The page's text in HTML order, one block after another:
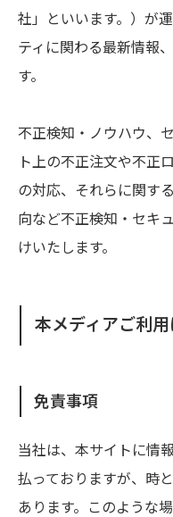
社」といいます。）が
ティに関わる最新情報
す。
不正検知・ノウハウ、
ト上の不正注文や不正
の対応、それらに関す
向など不正検知・セキ
けいたします。
本メディアご利用
免責事項
当社は、本サイトに情
払っておりますが、時
あります。このような